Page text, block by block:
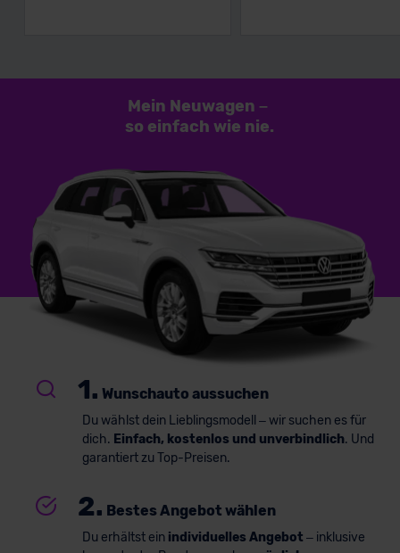
Mein Neuwagen –
so einfach wie nie.
1. Wunschauto aussuchen
Du wählst dein Lieblingsmodell – wir suchen es für
dich. Einfach, kostenlos und unverbindlich. Und
garantiert zu Top-Preisen.
2. Bestes Angebot wählen
Du erhältst ein individuelles Angebot – inklusive